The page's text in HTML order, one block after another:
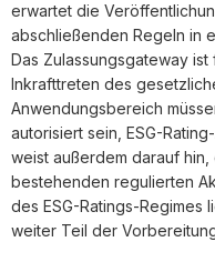
erwartet die
abschließenden Regeln in
Das Zulassungsgateway ist
Inkrafttreten des
Anwendungsbereich
autorisiert sein, ESG-
weist außerdem darauf hin,
bestehenden regulierten
des ESG-Ratings-Regimes
weiter Teil der